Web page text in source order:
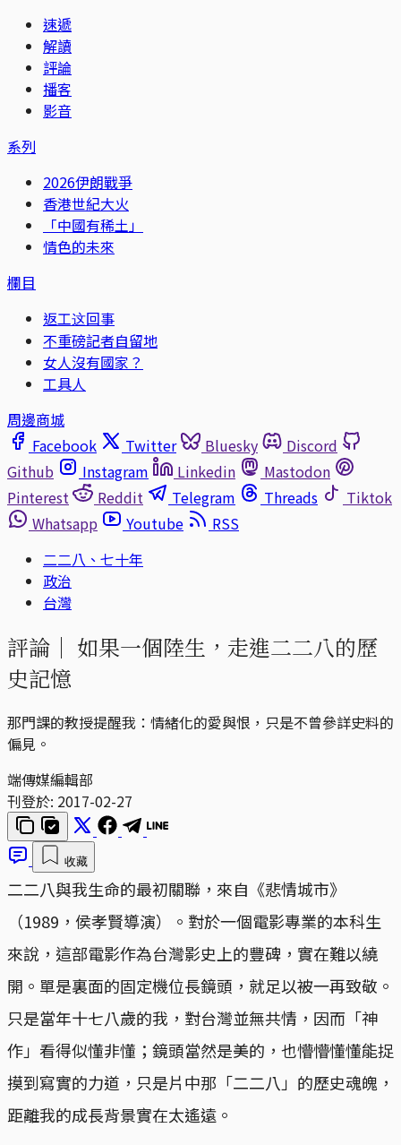
速遞
解讀
評論
播客
影音
系列
2026伊朗戰爭
香港世紀大火
「中國有稀土」
情色的未來
欄目
返工这回事
不重磅記者自留地
女人沒有國家？
工具人
周邊商城
Facebook
Twitter Bluesky
Discord
Github
Instagram Linkedin
Mastodon
Pinterest
Reddit Telegram Threads
Tiktok
Whatsapp
Youtube
RSS
二二八、七十年
政治
台灣
評論｜ 如果一個陸生，走進二二八的歷
史記憶
那門課的教授提醒我：情緒化的愛與恨，只是不曾參詳史料的
偏見。
端傳媒編輯部
刊登於: 2017-02-27
收藏
二二八與我生命的最初關聯，來自《悲情城市》
（1989，侯孝賢導演）。對於一個電影專業的本科生
來說，這部電影作為台灣影史上的豐碑，實在難以繞
開。單是裏面的固定機位長鏡頭，就足以被一再致敬。
只是當年十七八歲的我，對台灣並無共情，因而「神
作」看得似懂非懂；鏡頭當然是美的，也懵懵懂懂能捉
摸到寫實的力道，只是片中那「二二八」的歷史魂魄，
距離我的成長背景實在太遙遠。